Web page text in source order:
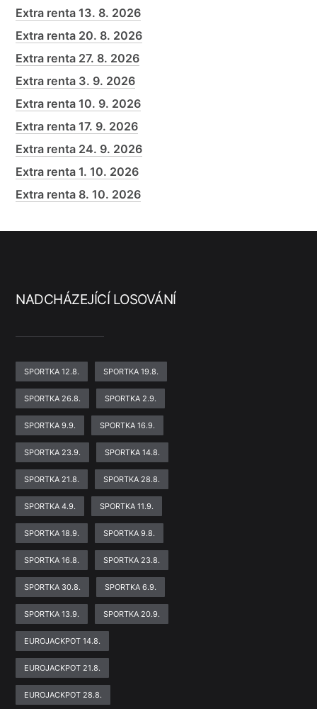
Extra renta 13. 8. 2026
Extra renta 20. 8. 2026
Extra renta 27. 8. 2026
Extra renta 3. 9. 2026
Extra renta 10. 9. 2026
Extra renta 17. 9. 2026
Extra renta 24. 9. 2026
Extra renta 1. 10. 2026
Extra renta 8. 10. 2026
NADCHÁZEJÍCÍ LOSOVÁNÍ
SPORTKA 12.8. SPORTKA 19.8.
SPORTKA 26.8. SPORTKA 2.9.
SPORTKA 9.9. SPORTKA 16.9.
SPORTKA 23.9. SPORTKA 14.8.
SPORTKA 21.8. SPORTKA 28.8.
SPORTKA 4.9. SPORTKA 11.9.
SPORTKA 18.9. SPORTKA 9.8.
SPORTKA 16.8. SPORTKA 23.8.
SPORTKA 30.8. SPORTKA 6.9.
SPORTKA 13.9. SPORTKA 20.9.
EUROJACKPOT 14.8.
EUROJACKPOT 21.8.
EUROJACKPOT 28.8.